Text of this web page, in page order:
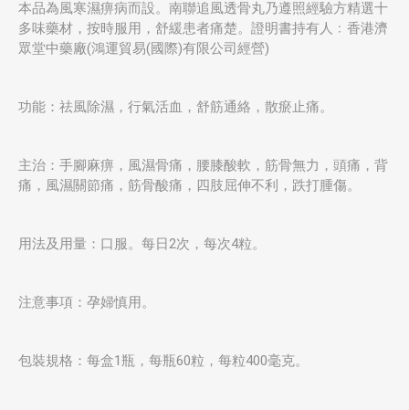
本品為風寒濕痹病而設。南聯追風透骨丸乃遵照經驗方精選十
多味藥材，按時服用，舒緩患者痛楚。證明書持有人﹕香港濟
眾堂中藥廠(鴻運貿易(國際)有限公司經營)
功能：祛風除濕，行氣活血，舒筋通絡，散瘀止痛。
主治：手腳麻痹，風濕骨痛，腰膝酸軟，筋骨無力，頭痛，背
痛，風濕關節痛，筋骨酸痛，四肢屈伸不利，跌打腫傷。
用法及用量：口服。每日2次，每次4粒。
注意事項：孕婦慎用。
包裝規格：每盒1瓶，每瓶60粒，每粒400毫克。